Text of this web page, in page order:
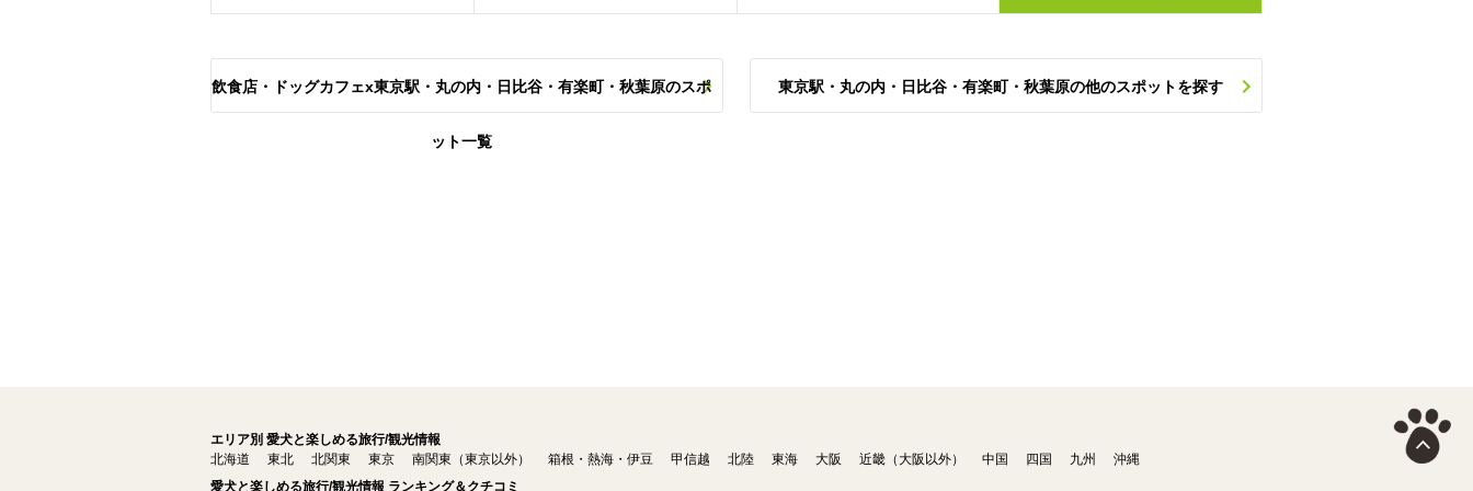
飲食店・ドッグカフェx東京駅・丸の内・日比谷・有楽町・秋葉原のスポ
ット一覧
東京駅・丸の内・日比谷・有楽町・秋葉原の他のスポットを探す
エリア別 愛犬と楽しめる旅行/観光情報
北海道
東北 北関東 東京 南関東（東京以外） 箱根・熱海・伊豆 甲信越 北陸 東海 大阪 近畿（大阪以外） 中国 四国 九州
沖縄
愛犬と楽しめる旅行/観光情報 ランキング＆クチコミ